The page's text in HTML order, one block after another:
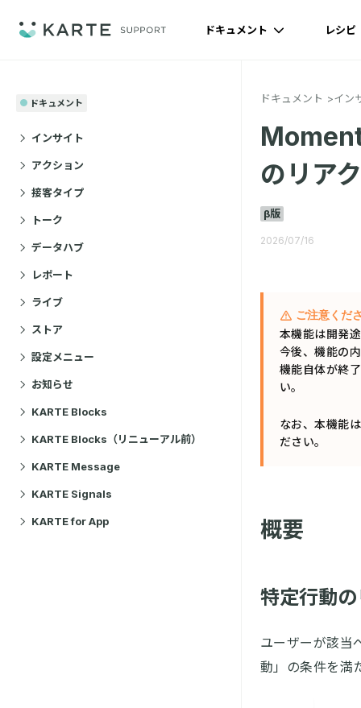
ドキュメント レシピ
ドキュメント
インサイト
アクション
接客タイプ
トーク
データハブ
レポート
ライブ
ストア
設定メニュー
お知らせ
KARTE Blocks
KARTE Blocks（リニューアル前）
KARTE Message
KARTE Signals
KARTE for App
ドキュメント イン
のリア
β版
2026/07/16
ご注意くだ
本機能は開発
今後、機能の
機能自体が終
い。
なお、本機能
ださい。
概要
特定行動
ユーザーが該当
動」の条件を満